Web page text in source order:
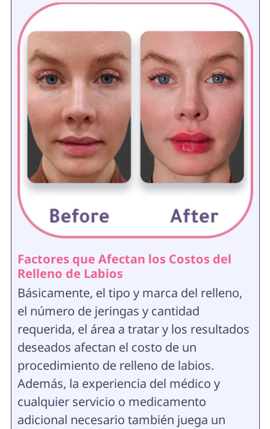
Factores que Afectan los Costos del
Relleno de Labios
Básicamente, el tipo y marca del relleno,
el número de jeringas y cantidad
requerida, el área a tratar y los resultados
deseados afectan el costo de un
procedimiento de relleno de labios.
Además, la experiencia del médico y
cualquier servicio o medicamento
adicional necesario también juega un